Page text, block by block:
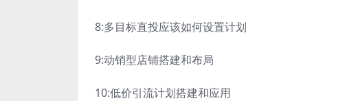
8:多目标直投应该如何设置计划
9:动销型店铺搭建和布局
10:低价引流计划搭建和应用